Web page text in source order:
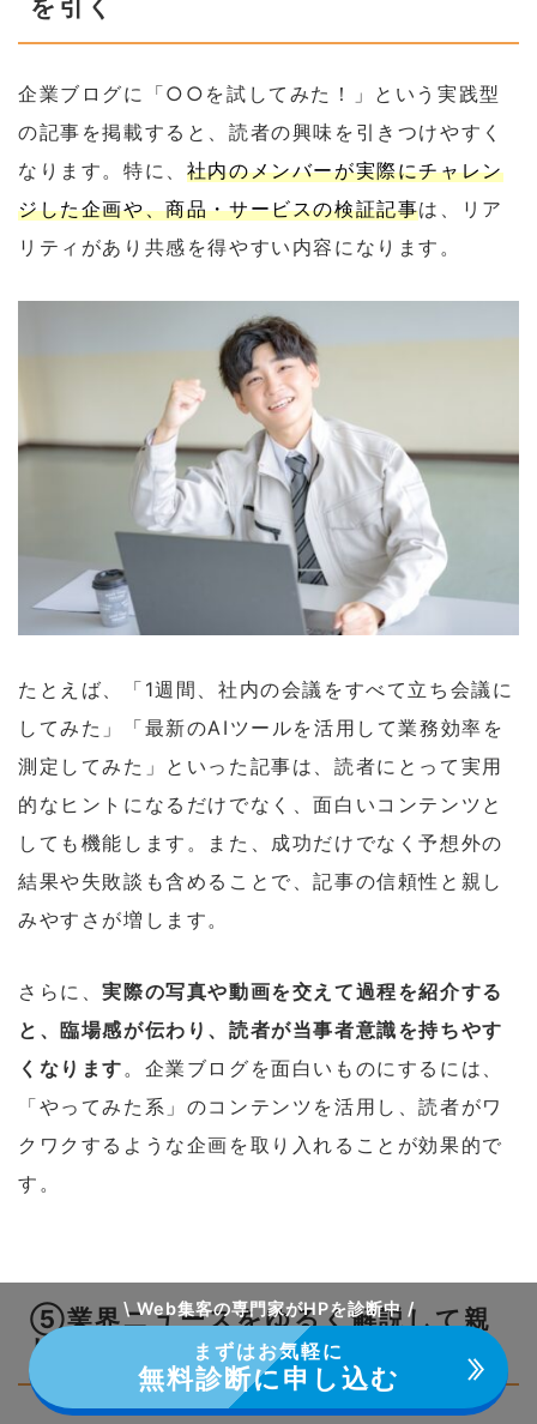
を引く
企業ブログに「○○を試してみた！」という実践型
の記事を掲載すると、読者の興味を引きつけやすく
なります。特に、 社内のメンバーが実際にチャレン
ジした企画や、商品・サービスの検証記事は、リア
リティがあり共感を得やすい内容になります。
たとえば、「1週間、社内の会議をすべて立ち会議に
してみた」「最新のAIツールを活用して業務効率を
測定してみた」といった記事は、読者にとって実用
的なヒントになるだけでなく、面白いコンテンツと
しても機能します。また、成功だけでなく予想外の
結果や失敗談も含めることで、記事の信頼性と親し
みやすさが増します。
さらに、実際の写真や動画を交えて過程を紹介する
と、臨場感が伝わり、読者が当事者意識を持ちやす
くなります。企業ブログを面白いものにするには、
「やってみた系」のコンテンツを活用し、読者がワ
クワクするような企画を取り入れることが効果的で
す。
⑤業界ニュースをゆるく解説して親
しみやすくする
\ Web集客の専門家がHPを診断中 /
まずはお気軽に
無料診断に申し込む